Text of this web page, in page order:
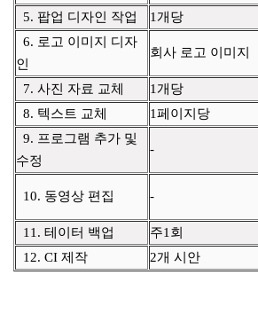
5. 팝업 디자인 작업 1개당
6. 로고 이미지 디자
인
회사 로고 이미지
7. 사진 자료 교체 1개당
8. 텍스트 교체
1페이지당
9. 프로그램 추가 및
수정
-
10. 동영상 편집 -
11. 테이터 백업
주1회
12. CI 제작
2개 시안